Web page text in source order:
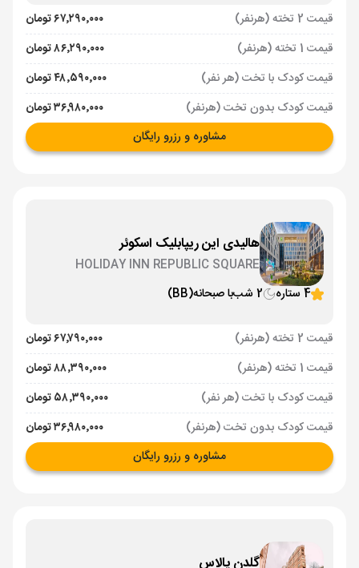
قیمت 2 تخته (هرنفر)
۶۷٬۲۹۰٬۰۰۰ تومان
قیمت 1 تخته (هرنفر)
۸۶٬۲۹۰٬۰۰۰ تومان
قیمت کودک با تخت (هر نفر)
۴۸٬۵۹۰٬۰۰۰ تومان
قیمت کودک بدون تخت (هرنفر)
۳۶٬۹۸۰٬۰۰۰ تومان
مشاوره و رزرو رایگان
هالیدی این ریپابلیک اسکوئر
HOLIDAY INN REPUBLIC SQUARE
4 ستاره
2 شب با صبحانه(BB)
قیمت 2 تخته (هرنفر)
۶۷٬۷۹۰٬۰۰۰ تومان
قیمت 1 تخته (هرنفر)
۸۸٬۳۹۰٬۰۰۰ تومان
قیمت کودک با تخت (هر نفر)
۵۸٬۳۹۰٬۰۰۰ تومان
قیمت کودک بدون تخت (هرنفر)
۳۶٬۹۸۰٬۰۰۰ تومان
مشاوره و رزرو رایگان
گلدن پالاس